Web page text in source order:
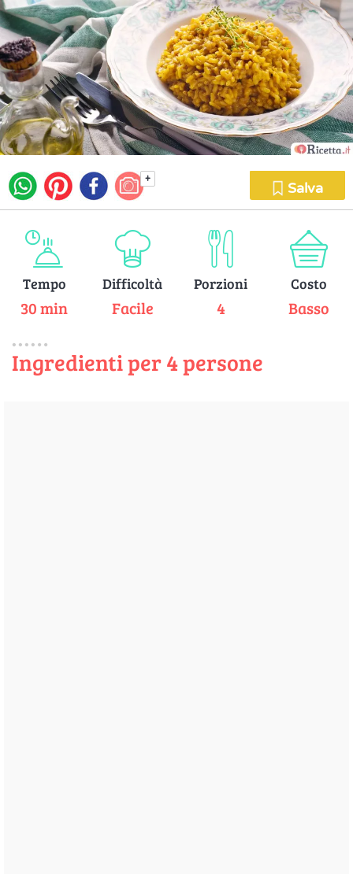
+
Salva
Tempo
30 min
Difficoltà
Facile
Porzioni
4
Costo
Basso
Ingredienti per 4 persone